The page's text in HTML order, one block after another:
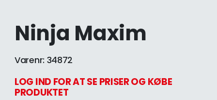
Ninja Maxim
Varenr: 34872
LOG IND FOR AT SE PRISER OG KØBE
PRODUKTET